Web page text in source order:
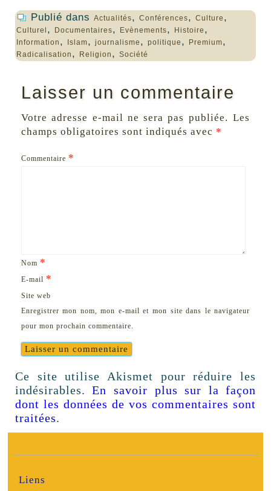
Publié dans Actualités, Conférences, Culture ,
Culturel , Documentaires, Evènements, Histoire ,
Information , Islam, journalisme , politique , Premium,
Radicalisation , Religion , Société
Laisser un commentaire
Votre adresse e-mail ne sera pas publiée. Les
champs obligatoires sont indiqués avec *
Commentaire *
Nom *
E-mail *
Site web
Enregistrer mon nom, mon e-mail et mon site dans le navigateur
pour mon prochain commentaire.
Ce site utilise Akismet pour réduire les
indésirables.En savoir plus sur la façon
dont les données de vos commentaires sont
traitées.
Liens